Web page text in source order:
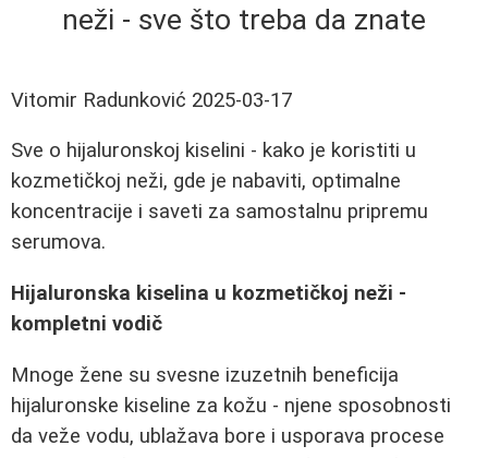
neži - sve što treba da znate
Vitomir Radunković 2025-03-17
Sve o hijaluronskoj kiselini - kako je koristiti u
kozmetičkoj neži, gde je nabaviti, optimalne
koncentracije i saveti za samostalnu pripremu
serumova.
Hijaluronska kiselina u kozmetičkoj neži -
kompletni vodič
Mnoge žene su svesne izuzetnih beneficija
hijaluronske kiseline za kožu - njene sposobnosti
da veže vodu, ublažava bore i usporava procese